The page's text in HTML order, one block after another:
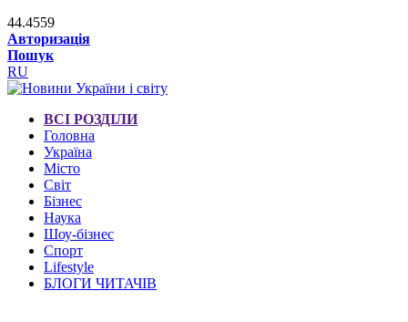
44.4559
Авторизація
Пошук
RU
ВСІ РОЗДІЛИ
Головна
Україна
Місто
Світ
Бізнес
Наука
Шоу-бізнес
Спорт
Lifestyle
БЛОГИ ЧИТАЧІВ